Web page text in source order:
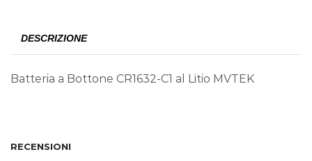
DESCRIZIONE
Batteria a Bottone CR1632-C1 al Litio MVTEK
RECENSIONI